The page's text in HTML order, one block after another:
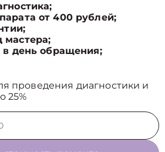
от 400 рублей;
в день обращения;
проведения диагностики и
25%